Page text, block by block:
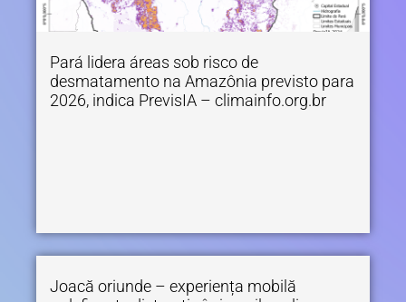
Pará lidera áreas sob risco de
desmatamento na Amazônia previsto para
2026, indica PrevisIA – climainfo.org.br
Joacă oriunde – experiența mobilă